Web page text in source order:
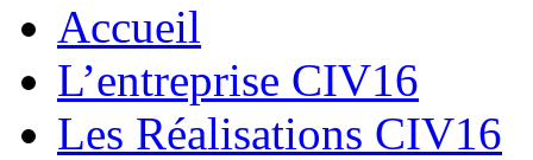
Accueil
L’entreprise CIV16
Les Réalisations CIV16